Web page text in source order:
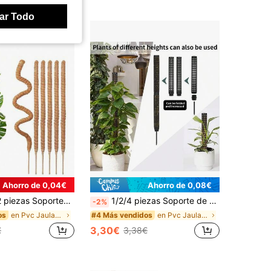
Ahorro de 0,04€
trepadoras, plantas de interior, flores y plantas en maceta con estacas y soportes, decoración de primavera, decoración de otoño, decoraciones navideñas, decoración de Halloween, decoración de sala de estar de regreso a la escuela, decoración de pared, cortinas de dormitorio
en Pvc Jaulas y soportes para plantas
Ahorro de 0,08€
-2% 1/2/4 piezas Soporte de planta Columna de musgo de plástico, Juego de columna de musgo
#4 Más vendidos en Pvc Jaulas y soportes para plantas
3,30€ 3,38€
Todo